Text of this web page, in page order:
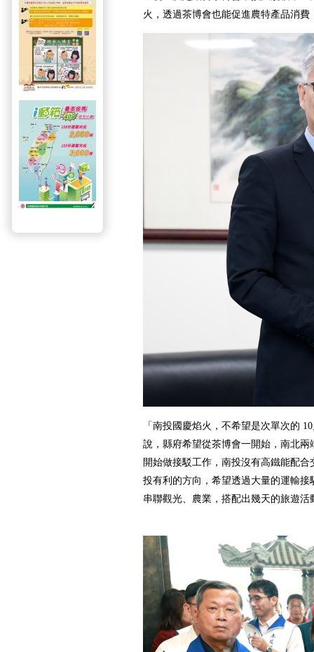
火，透過茶博會也能促進農特產品消
「南投國慶焰火，不希望是次單次的
說，縣府希望從茶博會一開始，南北
開始做接駁工作，南投沒有高鐵能配
投有利的方向，希望透過大量的運輸
串聯觀光、農業，搭配出幾天的旅遊活